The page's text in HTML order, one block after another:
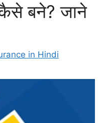
बने? जाने
in Hindi